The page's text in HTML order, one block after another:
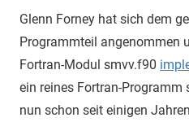
Glenn Forney hat sich dem
Programmteil angenommen
Fortran-Modul smvv.f90
ein reines Fortran-Programm
nun schon seit einigen